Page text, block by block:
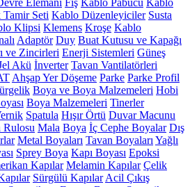
Elemanı Fiş Kablo Pabucu Kablo
Seti Kablo Düzenleyiciler Susta
Klipsi Klemens Kroşe Kablo
Adaptör Duy Buat Kutusu ve Kapağı
ve Zincirleri Enerji Sistemleri Güneş
Akü İnverter Tavan Vantilatörleri
Ahşap Yer Döşeme Parke Parke Profil
Boya ve Boya Malzemeleri Hobi
Boya Malzemeleri Tinerler
Spatula Hışır Örtü Duvar Macunu
Rulosu Mala Boya İç Cephe Boyalar Dış
Metal Boyaları Tavan Boyaları Yağlı
Sprey Boya Kapı Boyası Epoksi
Kapılar Melamin Kapılar Çelik
Sürgülü Kapılar Acil Çıkış